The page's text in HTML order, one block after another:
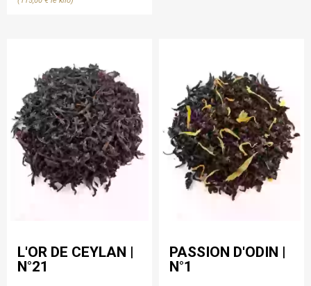
L'OR DE CEYLAN |
N°21
PASSION D'ODIN |
N°1